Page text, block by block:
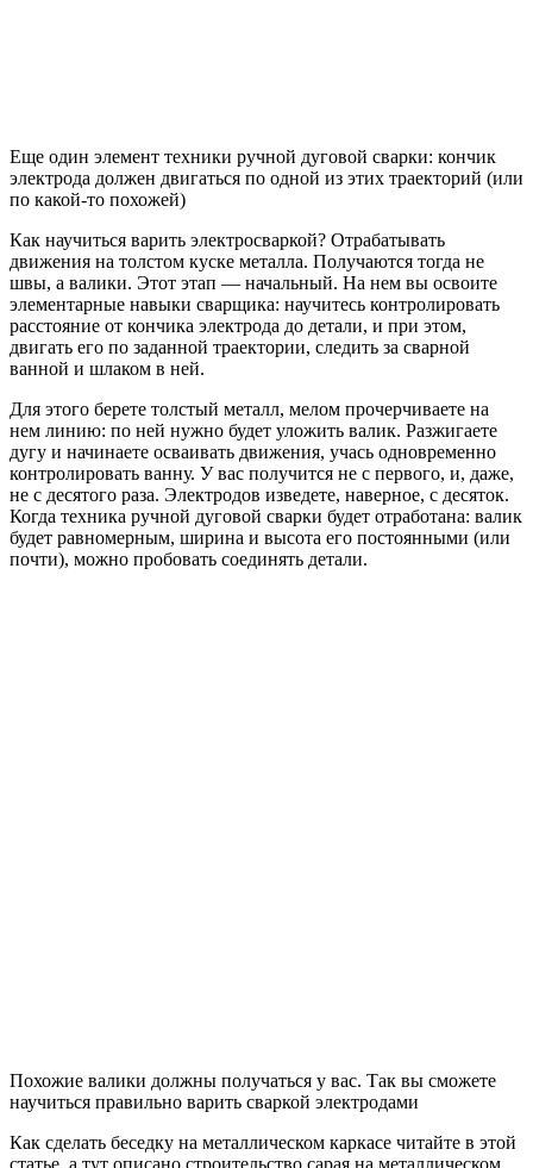
Еще один элемент техники ручной дуговой сварки: кончик
электрода должен двигаться по одной из этих траекторий (или
по какой-то похожей)
Как научиться варить электросваркой? Отрабатывать
движения на толстом куске металла. Получаются тогда не
швы, а валики. Этот этап — начальный. На нем вы освоите
элементарные навыки сварщика: научитесь контролировать
расстояние от кончика электрода до детали, и при этом,
двигать его по заданной траектории, следить за сварной
ванной и шлаком в ней.
Для этого берете толстый металл, мелом прочерчиваете на
нем линию: по ней нужно будет уложить валик. Разжигаете
дугу и начинаете осваивать движения, учась одновременно
контролировать ванну. У вас получится не с первого, и, даже,
не с десятого раза. Электродов изведете, наверное, с десяток.
Когда техника ручной дуговой сварки будет отработана: валик
будет равномерным, ширина и высота его постоянными (или
почти), можно пробовать соединять детали.
Похожие валики должны получаться у вас. Так вы сможете
научиться правильно варить сваркой электродами
Как сделать беседку на металлическом каркасе читайте в этой